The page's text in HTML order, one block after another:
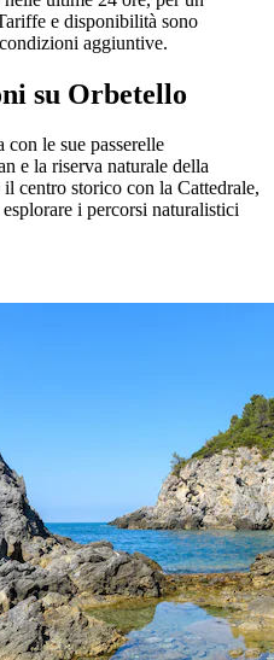
e disponibilità sono
aggiuntive.
su Orbetello
con le sue passerelle
e la riserva naturale della
centro storico con la Cattedrale,
i percorsi naturalistici